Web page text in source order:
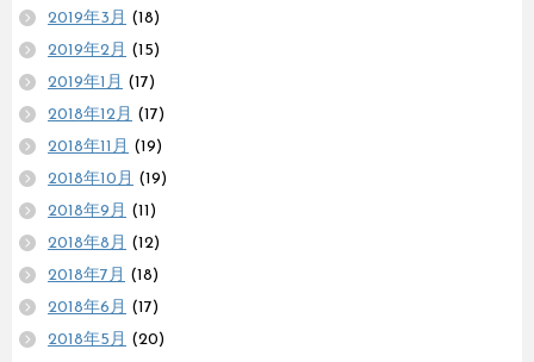
2019年3月 (18)
2019年2月 (15)
2019年1月 (17)
2018年12月 (17)
2018年11月 (19)
2018年10月 (19)
2018年9月 (11)
2018年8月 (12)
2018年7月 (18)
2018年6月 (17)
2018年5月 (20)